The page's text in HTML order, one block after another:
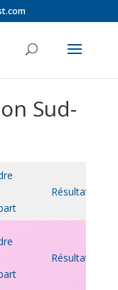
Sud-
Résultats
Résultats